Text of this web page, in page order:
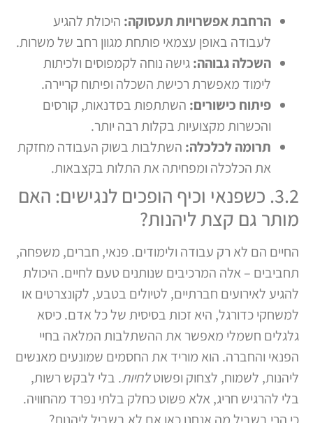
הרחבת אפשרויות תעסוקה:היכולת להגיע
לעבודה באופן עצמאי פותחת מגוון רחב של משרות.
השכלה גבוהה:גישה נוחה לקמפוסים ולכיתות
לימוד מאפשרת רכישת השכלה ופיתוח קריירה.
פיתוח כישורים:השתתפות בסדנאות, קורסים
והכשרות מקצועיות בקלות רבה יותר.
תרומה לכלכלה:השתלבות בשוק העבודה מחזקת
את הכלכלה ומפחיתה את התלות בקצבאות.
3.2. כשפנאי וכיף הופכים לנגישים: האם
מותר גם קצת ליהנות?
החיים הם לא רק עבודה ולימודים. פנאי, חברים, משפחה,
תחביבים – אלה המרכיבים שנותנים טעם לחיים. היכולת
להגיע לאירועים חברתיים, לטיולים בטבע, לקונצרטים או
למשחקי כדורגל, היא זכות בסיסית של כל אדם. כיסא
גלגלים חשמלי מאפשר את ההשתלבות המלאה בחיי
הפנאי והחברה. הוא מוריד את החסמים שמונעים מאנשים
ליהנות, לשמוח, לצחוק ופשוטלחיות. בלי לבקש רשות,
בלי להרגיש חריג, אלא פשוט כחלק בלתי נפרד מהחוויה.
כי הרי בשביל מה אנחנו כאן אם לא בשביל ליהנות?